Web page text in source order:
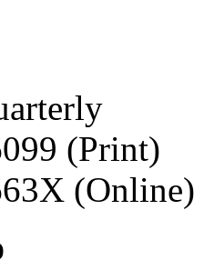
(Print)
(Online)